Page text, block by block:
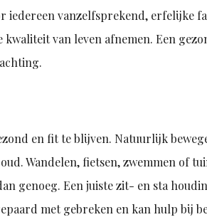
iedereen vanzelfsprekend, erfelijke
van leven afnemen. Een
en fit te blijven. Natuurlijk
Wandelen, fietsen, zwemmen of
genoeg. Een juiste zit- en sta
met gebreken en kan hulp bij